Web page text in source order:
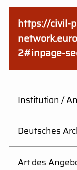
https://civil-
2#inpage-
Institution /
Deutsches
Art des